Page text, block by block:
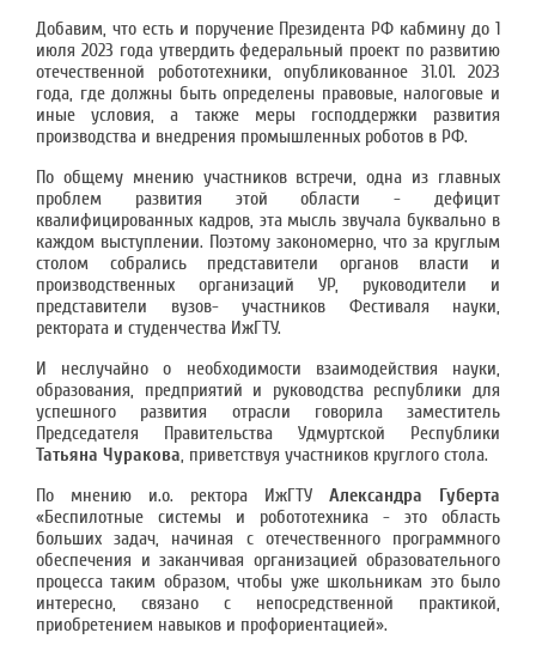
Добавим, что есть и поручение Президента РФ кабмину до 1
июля 2023 года утвердить федеральный проект по развитию
отечественной робототехники, опубликованное 31.01. 2023
года, где должны быть определены правовые, налоговые и
иные условия, а также меры господдержки развития
производства и внедрения промышленных роботов в РФ.
По общему мнению участников встречи, одна из главных
проблем развития этой области - дефицит
квалифицированных кадров, эта мысль звучала буквально в
каждом выступлении. Поэтому закономерно, что за круглым
столом собрались представители органов власти и
производственных организаций УР, руководители и
представители вузов- участников Фестиваля науки,
ректората и студенчества ИжГТУ.
И неслучайно о необходимости взаимодействия науки,
образования, предприятий и руководства республики для
успешного развития отрасли говорила заместитель
Председателя Правительства Удмуртской Республики
Татьяна Чуракова, приветствуя участников круглого стола.
По мнению и.о. ректора ИжГТУ Александра Губерта
«Беспилотные системы и робототехника - это область
больших задач, начиная с отечественного программного
обеспечения и заканчивая организацией образовательного
процесса таким образом, чтобы уже школьникам это было
интересно, связано с непосредственной практикой,
приобретением навыков и профориентацией».